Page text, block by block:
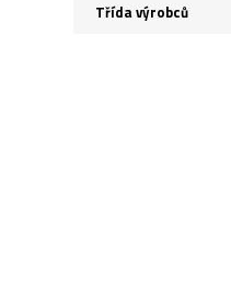
Třída výrobců